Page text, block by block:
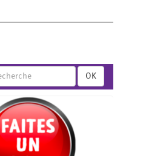
OK